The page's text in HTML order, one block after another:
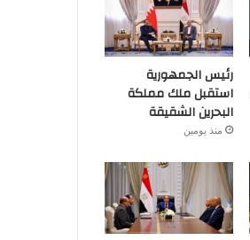
رئيس الجمهورية
استقبل ملك مملكة
البحرين الشقيقة
منذ يومين